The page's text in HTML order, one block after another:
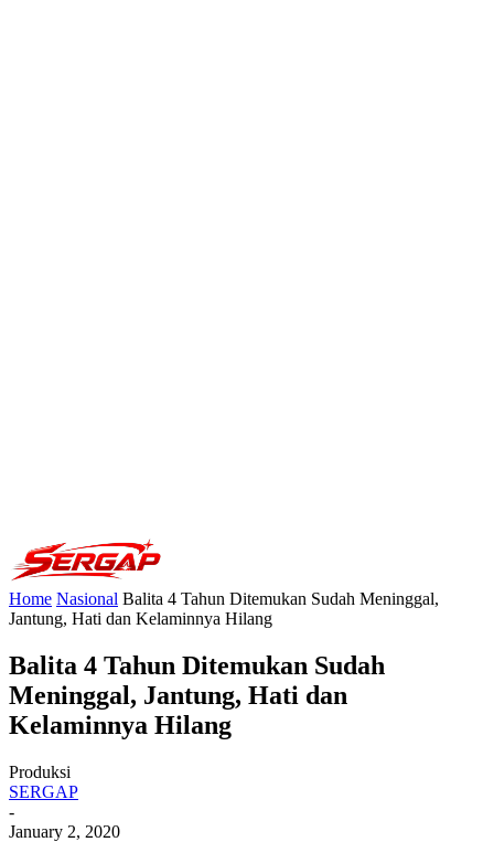
Home Nasional Balita 4 Tahun Ditemukan Sudah Meninggal,
Jantung, Hati dan Kelaminnya Hilang
Balita 4 Tahun Ditemukan Sudah
Meninggal, Jantung, Hati dan
Kelaminnya Hilang
Produksi
SERGAP
-
January 2, 2020